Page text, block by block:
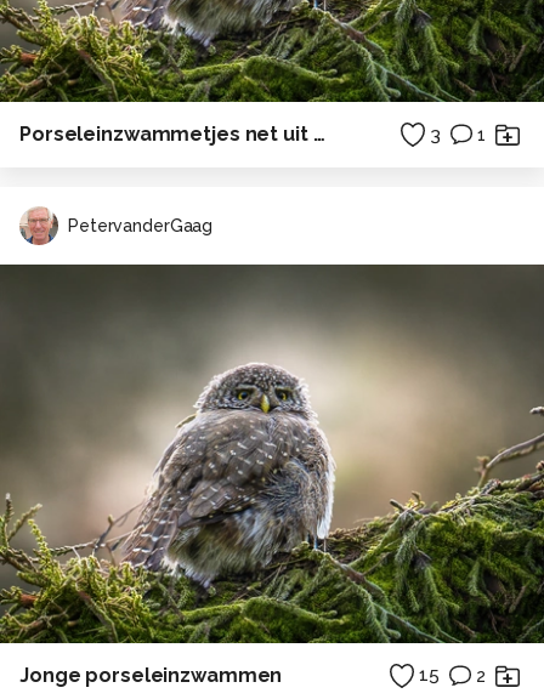
Porseleinzwammetjes net uit het hout 3 1
PetervanderGaag
Jonge porseleinzwammen 15 2